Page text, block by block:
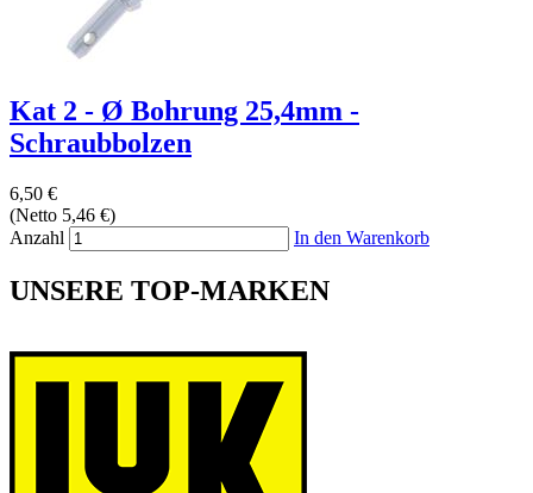
Kat 2 - Ø Bohrung 25,4mm -
Schraubbolzen
6,50 €
(Netto 5,46 €)
Anzahl
In den Warenkorb
UNSERE TOP-MARKEN